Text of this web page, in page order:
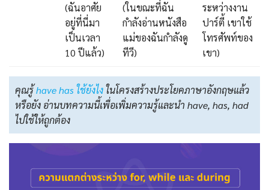
(ฉันอาศัย
อยู่ที่นี่มา
เป็นเวลา
10 ปีแล้ว)
(ในขณะที่ฉัน
กำลังอ่านหนังสือ
แม่ของฉันกำลังดู
ทีวี)
ระหว่างงาน
ปาร์ตี้ เขาใช้
โทรศัพท์ของ
เขา)
คุณรู้have has ใช้ยังไงในโครงสร้างประโยคภาษาอังกฤษแล้ว
หรือยัง อ่านบทความนี้เพื่อเพิ่มความรู้และนำ have, has, had
ไปใช้ให้ถูกต้อง